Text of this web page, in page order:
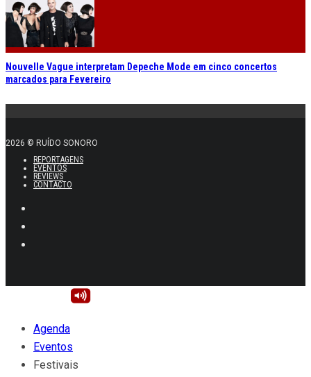
Nouvelle Vague interpretam Depeche Mode em cinco concertos
marcados para Fevereiro
2026 © RUÍDO SONORO
REPORTAGENS
EVENTOS
REVIEWS
CONTACTO
Agenda
Eventos
Festivais